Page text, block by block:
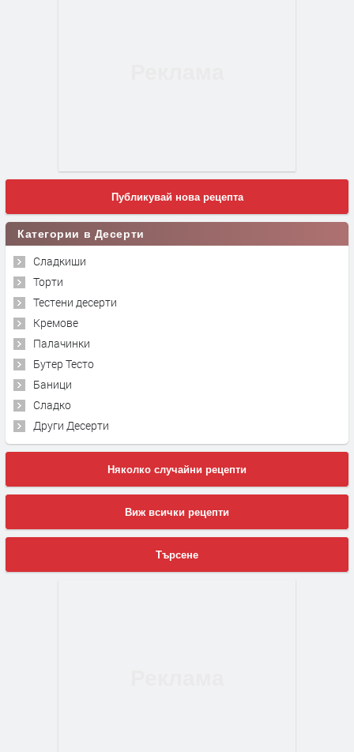
Публикувай нова рецепта
Категории в Десерти
Сладкиши
Торти
Тестени десерти
Кремове
Палачинки
Бутер Тесто
Баници
Сладко
Други Десерти
Няколко случайни рецепти
Виж всички рецепти
Търсене